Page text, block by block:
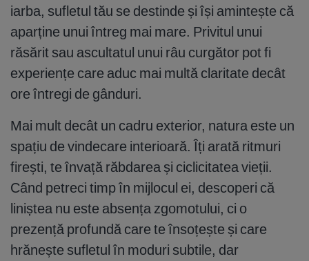
iarba, sufletul tău se destinde și își amintește că
aparține unui întreg mai mare. Privitul unui
răsărit sau ascultatul unui râu curgător pot fi
experiențe care aduc mai multă claritate decât
ore întregi de gânduri.
Mai mult decât un cadru exterior, natura este un
spațiu de vindecare interioară. Îți arată ritmuri
firești, te învață răbdarea și ciclicitatea vieții.
Când petreci timp în mijlocul ei, descoperi că
liniștea nu este absența zgomotului, ci o
prezență profundă care te însoțește și care
hrănește sufletul în moduri subtile, dar